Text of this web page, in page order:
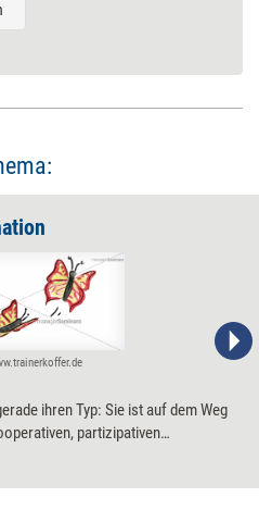
ihren Typ: Sie ist auf dem Weg
partizipativen